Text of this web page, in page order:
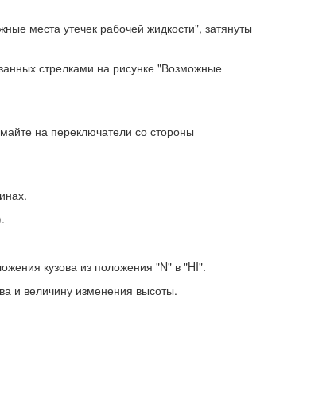
места утечек рабочей жидкости", затянуты
стрелками на рисунке "Возможные
на переключатели со стороны
кузова из положения "N" в "HI".
и величину изменения высоты.